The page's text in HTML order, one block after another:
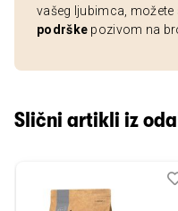
vašeg ljubimca, možete
podrške pozivom na
Slični artikli iz